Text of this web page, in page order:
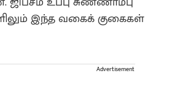
இந்த வகைக் குகைகள்
Advertisement